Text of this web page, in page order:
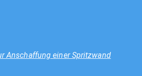
Anschaffung einer Spritzwand